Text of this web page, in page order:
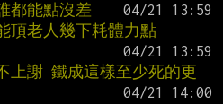
都能點沒差
頂老人幾下耗體力點
上謝 鐵成這樣至少死的更